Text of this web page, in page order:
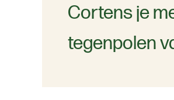
Cortens je
tegenpolen